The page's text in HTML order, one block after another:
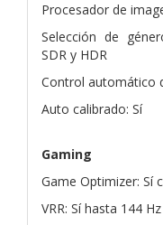
Procesador de
Selección de
SDR y HDR
Control automático
Auto calibrado: Sí
Gaming
Game Optimizer: Sí
VRR: Sí hasta 144 Hz